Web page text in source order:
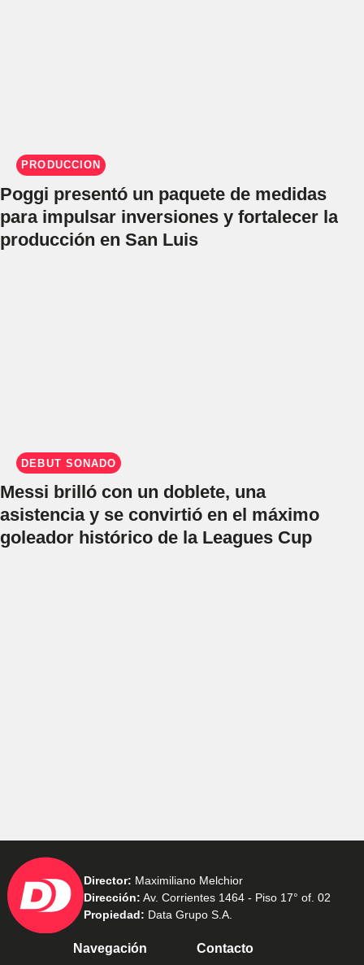
PRODUCCIÓN
Poggi presentó un paquete de medidas
para impulsar inversiones y fortalecer la
producción en San Luis
DEBUT SOÑADO
Messi brilló con un doblete, una
asistencia y se convirtió en el máximo
goleador histórico de la Leagues Cup
Director: Maximiliano Melchior
Dirección: Av. Corrientes 1464 - Piso 17° of. 02
Propiedad: Data Grupo S.A.
Navegación Contacto